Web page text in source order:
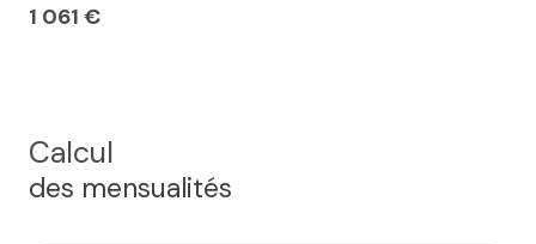
1 061 €
Calcul
des mensualités